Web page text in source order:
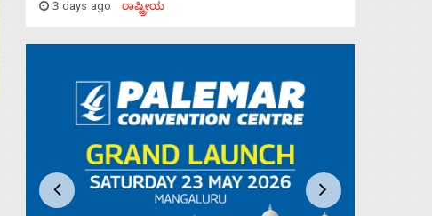
3 days ago ರಾಷ್ಟ್ರೀಯ